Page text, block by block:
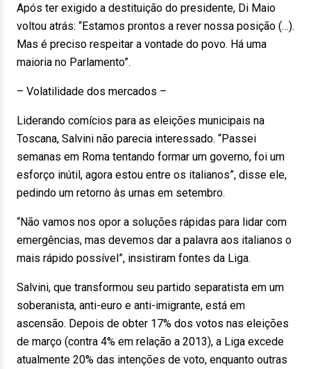
Após ter exigido a destituição do presidente, Di Maio
voltou atrás: “Estamos prontos a rever nossa posição (…).
Mas é preciso respeitar a vontade do povo. Há uma
maioria no Parlamento”.
– Volatilidade dos mercados –
Liderando comícios para as eleições municipais na
Toscana, Salvini não parecia interessado. “Passei
semanas em Roma tentando formar um governo, foi um
esforço inútil, agora estou entre os italianos”, disse ele,
pedindo um retorno às urnas em setembro.
“Não vamos nos opor a soluções rápidas para lidar com
emergências, mas devemos dar a palavra aos italianos o
mais rápido possível”, insistiram fontes da Liga.
Salvini, que transformou seu partido separatista em um
soberanista, anti-euro e anti-imigrante, está em
ascensão. Depois de obter 17% dos votos nas eleições
de março (contra 4% em relação a 2013), a Liga excede
atualmente 20% das intenções de voto, enquanto outras